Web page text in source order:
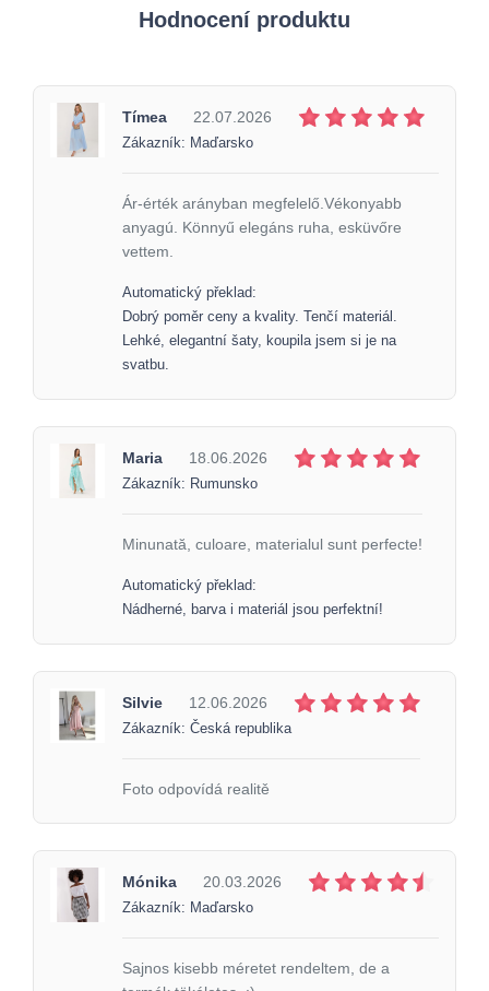
Hodnocení produktu
Tímea 22.07.2026
Zákazník: Maďarsko
Ár-érték arányban megfelelő.Vékonyabb
anyagú. Könnyű elegáns ruha, esküvőre
vettem.
Automatický překlad:
Dobrý poměr ceny a kvality. Tenčí materiál.
Lehké, elegantní šaty, koupila jsem si je na
svatbu.
Maria 18.06.2026
Zákazník: Rumunsko
Minunată, culoare, materialul sunt perfecte!
Automatický překlad:
Nádherné, barva i materiál jsou perfektní!
Silvie 12.06.2026
Zákazník: Česká republika
Foto odpovídá realitě
Mónika 20.03.2026
Zákazník: Maďarsko
Sajnos kisebb méretet rendeltem, de a